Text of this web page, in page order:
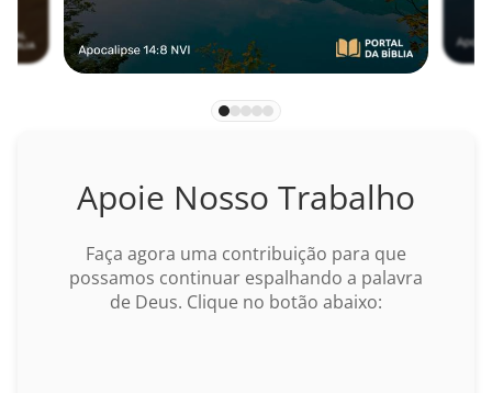
NOVO TESTAMENTO
Mateus
João
Romanos
Apoie Nosso Trabalho
Faça agora uma contribuição para que
possamos continuar espalhando a palavra
de Deus. Clique no botão abaixo: